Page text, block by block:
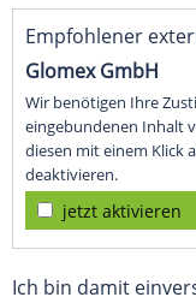
Empfohlener
Glomex GmbH
Wir benötigen Ihre
eingebundenen Inhalt
diesen mit einem Klick
deaktivieren.
jetzt aktivieren
Ich bin damit